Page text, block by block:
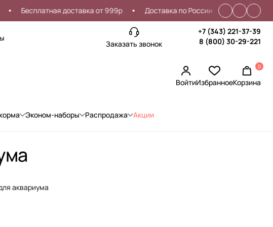
Бесплатная доставка от 999р Доставка по России Проблемы со
Заказать звонок
+7 (343) 221-37-39
8 (800) 30-29-221
ВойтиИзбранное
0
Корзина
Эконом-наборы Распродажа Акции
аквариума